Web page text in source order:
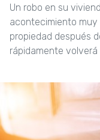
Un robo en su
acontecimiento
propiedad después
rápidamente volverá